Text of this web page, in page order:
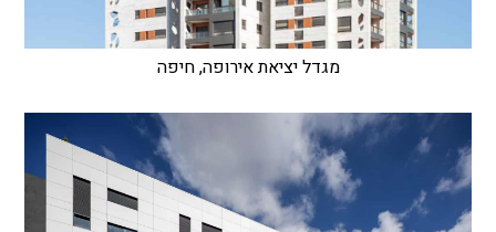
מגדל יציאת אירופה, חיפה